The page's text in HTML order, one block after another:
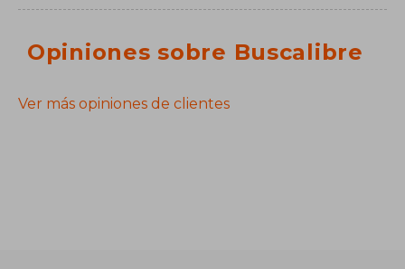
Opiniones sobre Buscalibre
Ver más opiniones de clientes